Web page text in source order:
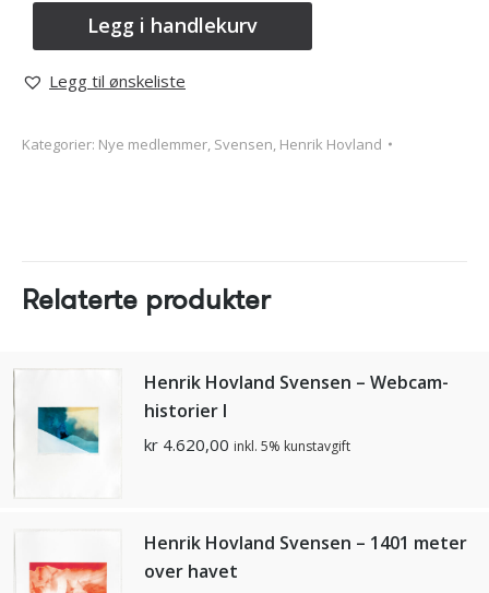
Legg i handlekurv
Legg til ønskeliste
Kategorier: Nye medlemmer, Svensen, Henrik Hovland
Relaterte produkter
Henrik Hovland Svensen – Webcam-
historier I
kr 4.620,00 inkl. 5% kunstavgift
Henrik Hovland Svensen – 1401 meter
over havet